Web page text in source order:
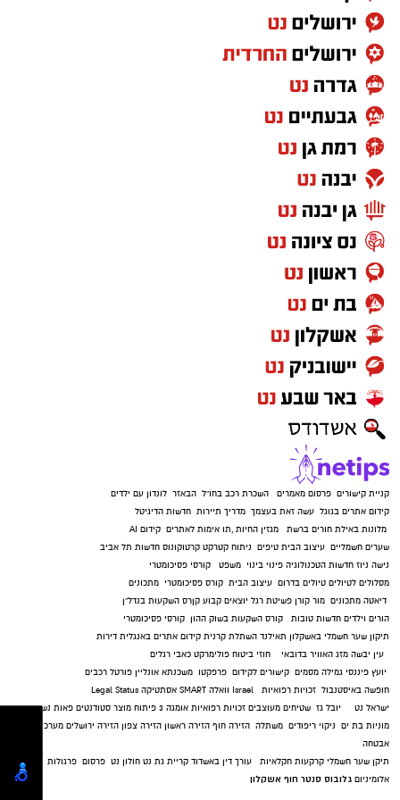
הפועלים בניגוד לחוק ולפעול נגד המעורבים בהם,
במטרה לשמור על ביטחון הציבור ואיכות חייו".
מצ"ב תמונות.
קרדיט: דוברות המשטרה.
להורדת האפליקציה לחצו כאן
סגן מפקד תחנת אשקלון, רפ"ק דורון ששון, מסר:
"שוטרי ובלשי תחנת אשקלון פועלים באופן יזום
ונחוש נגד מחוללי פשיעה וגורמים עברייניים, תוך
הסתמכות על מודיעין איכותי ופעילות מבצעית
ממוקדת. נמשיך לפעול לסיכול עבירות אלימות
ולהרחקת אמצעי תקיפה מהמרחב הציבורי, למען
ביטחון הציבור".
מצ"ב תמונה
קרדיט: דוברות המשטרה.
להורדת האפליקציה לחצו כאן
קניית קישורים פרסום מאמרים השכרת רכב בחו"ל הבאזר לונדון עם ילדים
קידום אתרים בגוגל עשה זאת בעצמך מדריך תיירות חדשות הדיגיטל
מלונות באילת חורים ברשת מגזין החיות ,תו אימות לאתרים קידום AI
שערים חשמליים עיצוב הבית טיפים ניתוח קטרקט קרטוקונוס חדשות תל אביב
נישה ניוז חדשות הטכנולוגיה פינוי בינוי משפט
קורסי פסיכומטרי
מסלולים לטיולים טיולים בדרום עיצוב הבית קורס פסיכומטרי מתכונים
דיאטה מתכונים מור קורן פשיטת רגל יוצאים קבוע קןרס השקעות בנדל"ן
הורים וילדים חדשות טובות קורס השקעות בשוק ההון קורסי פסיכומטרי
תיקון שער חשמלי באשקלון תאילנד השתלת קרנית קידום אתרים באנגלית דירות
עין יבשה מזג האוויר בדובאי חוזי ביטוח פולימרקט כאבי רגלים
יועץ פיננסי גמילה מסמים קישורים לקידום פרפקטו משכנתא אונליין פורטל רכבים
חופשה באיסטנבול זכויות רפואיות Israel וואלה SMART אסתטיקה Legal Status
ישראל נט
יובל גז שטיחים מעוצבים זכויות רפואיות אומגה 3 פיתוח מוצר סטודנטים פאות נשים
מוניות בת ים ניקוי ריפודים משתלה הזירה חוף הזירה ראשון הזירה צפון הזירה ירושלים מערכות
אבטחה
תיקן שער חשמלי קרקעות חקלאיות עורך דין באשדוד קריית גת נט חולון נט פרסום פרגולות
אלומיניום גלובוס סנטר חוף אשקלון